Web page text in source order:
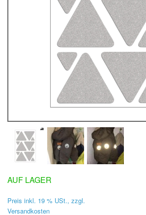
AUF LAGER
Preis inkl. 19 % USt., zzgl.
Versandkosten